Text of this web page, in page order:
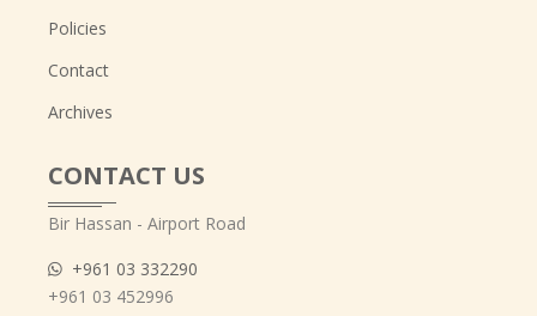
Policies
Contact
Archives
CONTACT US
Bir Hassan - Airport Road
+961 03 332290
+961 03 452996